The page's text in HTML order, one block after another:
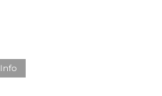
Info